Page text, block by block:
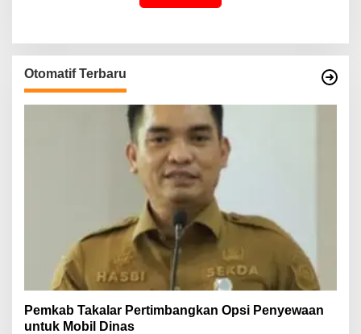
Otomatif Terbaru
Pemkab Takalar Pertimbangkan Opsi Penyewaan
untuk Mobil Dinas